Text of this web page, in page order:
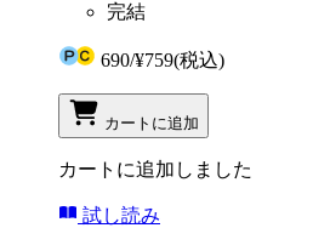
完結
690/¥759(税込)
カートに追加
カートに追加しました
試し読み